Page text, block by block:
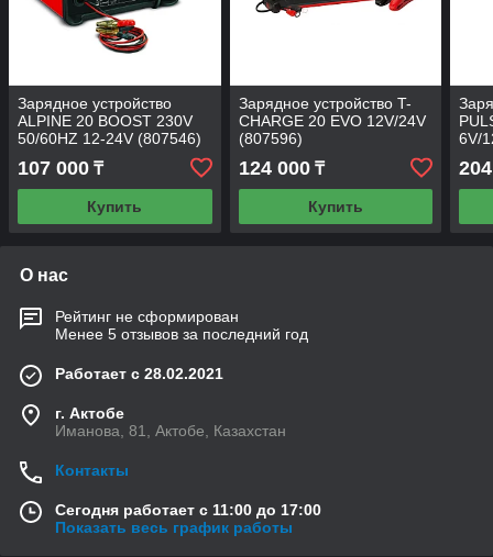
Зарядное устройство
ALPINE 20 BOOST 230V
50/60HZ 12-24V (807546)
107 000 ₸
Купить
Зарядное устройство T-
CHARGE 20 EVO 12V/24V
(807596)
124 000₸
Купить
6V/
О нас
Рейтинг не сформирован
Менее 5 отзывов за последний год
Работает с 28.02.2021
г. Актобе
Иманова, 81, Актобе, Казахстан
Контакты
Сегодня работает с 11:00 до 17:00
Показать весь график работы